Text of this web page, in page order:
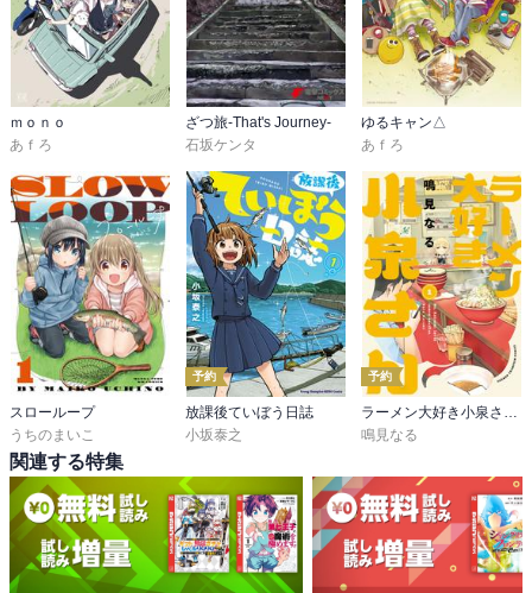
ｍｏｎｏ
あｆろ
ざつ旅-That's Journey-
石坂ケンタ
ゆるキャン△
あｆろ
スローループ
うちのまいこ
予約
放課後ていぼう日誌
小坂泰之
予約
ラーメン大好き小泉さん【秋田書店版】
鳴見なる
関連する特集